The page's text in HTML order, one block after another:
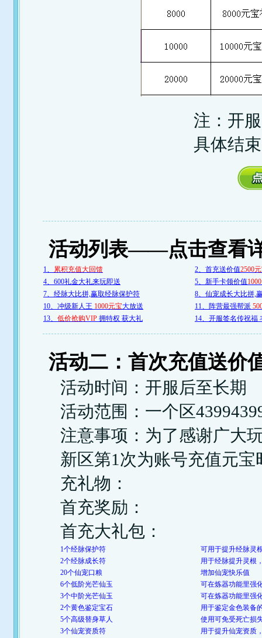
注：开
具体结
活动列表——点击查看
1、 累积充值大回馈 2、首充送价值2500
4、600礼金大礼来玩即送
5、新手卡领价值
7、经脉大比拼,赢取经脉保护符
8、仙宠成长大比拼,
10、冲级新人王 1000元宝大放送 11、阵营最强帮派
13、 低价抢购VIP 拥特权 获大礼 14、开服签名传祝福
活动二：首次充值送价
活动时间：开服后至长期
活动范围：一个区
注意事项：为了感谢广大
新区第1次为账号充值元
充礼物：
首充奖励：
首充大礼包：
1个经脉保护符
可用于提升经脉灵
2个经脉成长符
用于经脉提升灵根
20个仙宠口粮
增加仙宠快乐值
6个低阶光芒仙玉
可在炼器功能里强
3个中阶光芒仙玉
可在炼器功能里强
2个黄色鉴定宝石
用于鉴定金色装备
5个高级替身草人
使用可免受死亡损
3个仙宠资质符
用于提升仙宠资质